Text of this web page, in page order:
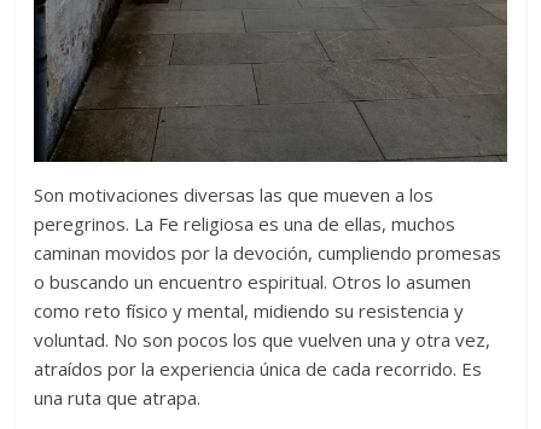
Son motivaciones diversas las que mueven a los
peregrinos. La Fe religiosa es una de ellas, muchos
caminan movidos por la devoción, cumpliendo promesas
o buscando un encuentro espiritual. Otros lo asumen
como reto físico y mental, midiendo su resistencia y
voluntad. No son pocos los que vuelven una y otra vez,
atraídos por la experiencia única de cada recorrido. Es
una ruta que atrapa.